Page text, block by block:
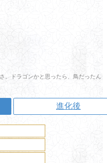
。ドラゴンかと思ったら、鳥だったん
進化後